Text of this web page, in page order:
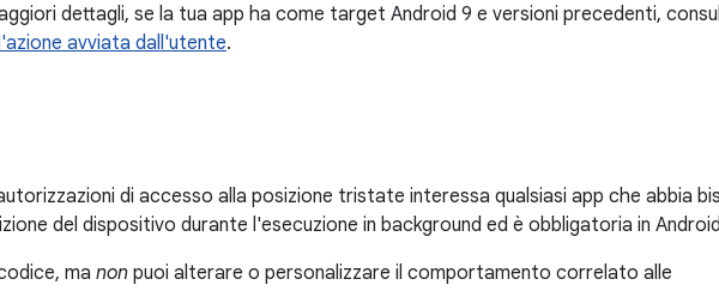
dettagli, se la tua app ha come target Android 9 e versioni precedenti,
avviata dall'utente.
di accesso alla posizione tristate interessa qualsiasi app che abbia
del dispositivo durante l'esecuzione in background ed è obbligatoria in
ma non puoi alterare o personalizzare il comportamento correlato alle